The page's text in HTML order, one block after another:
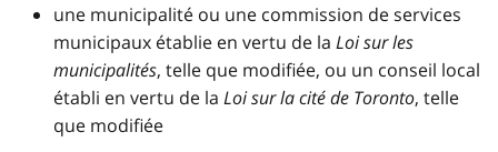
une municipalité ou une commission de services
municipaux établie en vertu de la Loi sur les
municipalités, telle que modifiée, ou un conseil local
établi en vertu de la Loi sur la cité de Toronto, telle
que modifiée